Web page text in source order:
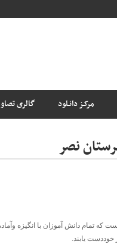
مرکـز دانـلود گالری
نصر
که تمام دانش آموزان با انگیزه
یابند.